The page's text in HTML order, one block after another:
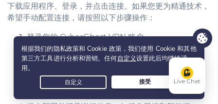
下载应用程序、登录，并点击连接。如果您更为精通技术，
希望手动配置连接，请按照以下步骤操作：
登录您的 CyberGhost VPN 账户。
点击左边菜单上的VPN 。
选择配置设备。
在新窗口中，选择您的 VPN 协议、服务器组和国
Live Chat